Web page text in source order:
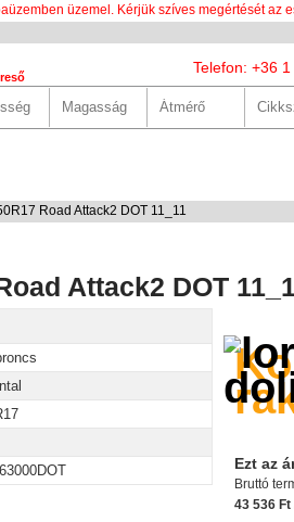
üzemel. Kérjük szíves megértését az
Telefon: +36
Road Attack2 DOT 11_11
Attack2 DOT
Ezt az
Bruttó
43 536 Ft